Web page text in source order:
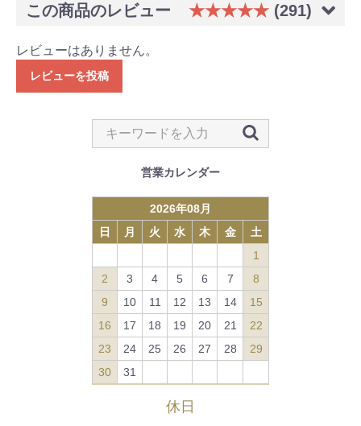
この商品のレビュー ★★★★★ (291)
レビューはありません。
レビューを投稿
営業カレンダー
2026年08月
日
月 火 水 木 金
土
1
2
3 4 5 6 7
8
9
10 11 12 13 14
15
16
17 18 19 20 21
22
23
24 25 26 27 28
29
30
31
休日